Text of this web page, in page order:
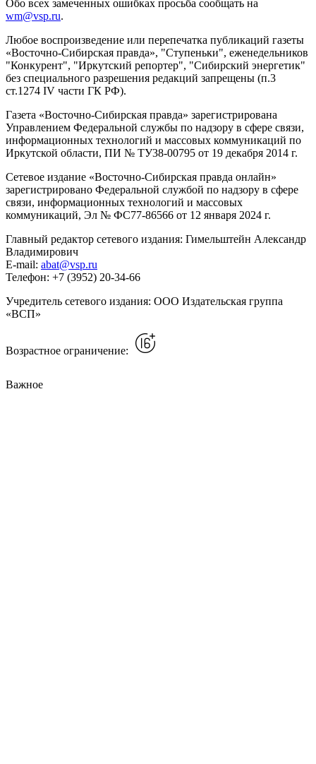
Обо всех замеченных ошибках просьба сообщать на
wm@vsp.ru.
Любое воспроизведение или перепечатка публикаций газеты
«Восточно-Сибирская правда», "Ступеньки", еженедельников
"Конкурент", "Иркутский репортер", "Сибирский энергетик"
без специального разрешения редакций запрещены (п.3
ст.1274 IV части ГК РФ).
Газета «Восточно-Сибирская правда» зарегистрирована
Управлением Федеральной службы по надзору в сфере связи,
информационных технологий и массовых коммуникаций по
Иркутской области, ПИ № ТУ38-00795 от 19 декабря 2014 г.
Сетевое издание «Восточно-Сибирская правда онлайн»
зарегистрировано Федеральной службой по надзору в сфере
связи, информационных технологий и массовых
коммуникаций, Эл № ФС77-86566 от 12 января 2024 г.
Главный редактор сетевого издания: Гимельштейн Александр
Владимирович
E-mail: abat@vsp.ru
Телефон: +7 (3952) 20-34-66
Учредитель сетевого издания: ООО Издательская группа
«ВСП»
Возрастное ограничение:
Важное